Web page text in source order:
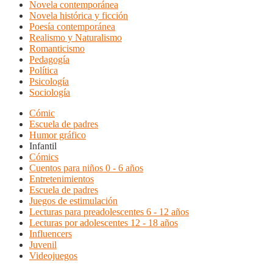
Novela contemporánea
Novela histórica y ficción
Poesía contemporánea
Realismo y Naturalismo
Romanticismo
Pedagogía
Política
Psicología
Sociología
Cómic
Escuela de padres
Humor gráfico
Infantil
Cómics
Cuentos para niños 0 - 6 años
Entretenimientos
Escuela de padres
Juegos de estimulación
Lecturas para preadolescentes 6 - 12 años
Lecturas por adolescentes 12 - 18 años
Influencers
Juvenil
Videojuegos